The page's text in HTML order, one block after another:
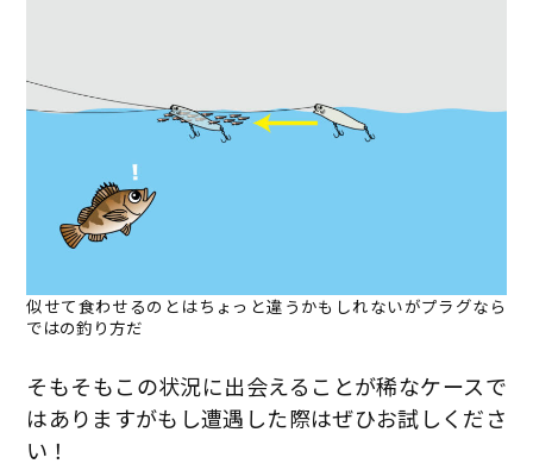
似せて食わせるのとはちょっと違うかもしれないがプラグなら
ではの釣り方だ
そもそもこの状況に出会えることが稀なケースで
はありますがもし遭遇した際はぜひお試しくださ
い！